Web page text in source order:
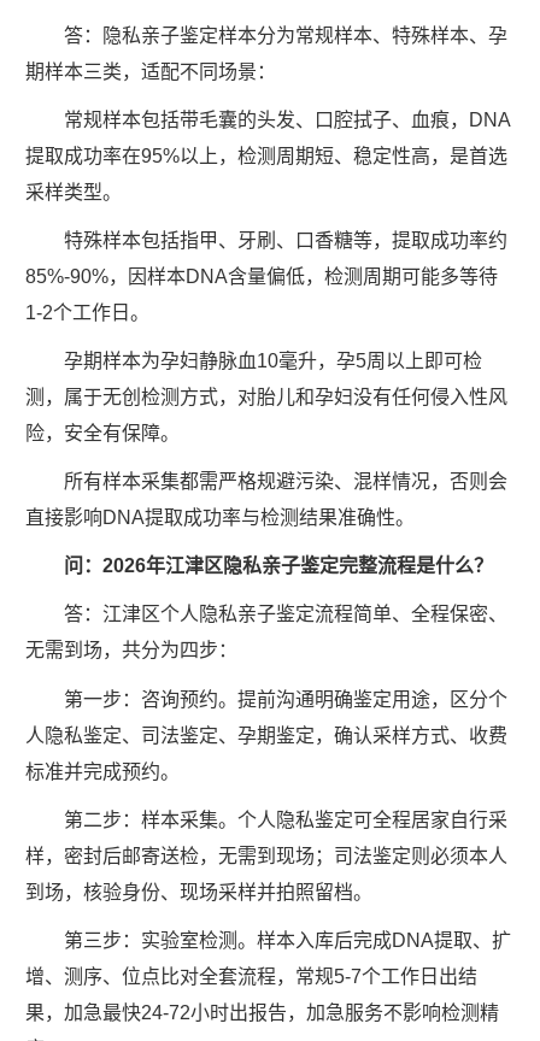
答：隐私亲子鉴定样本分为常规样本、特殊样本、孕
期样本三类，适配不同场景：
常规样本包括带毛囊的头发、口腔拭子、血痕，DNA
提取成功率在95%以上，检测周期短、稳定性高，是首选
采样类型。
特殊样本包括指甲、牙刷、口香糖等，提取成功率约
85%-90%，因样本DNA含量偏低，检测周期可能多等待
1-2个工作日。
孕期样本为孕妇静脉血10毫升，孕5周以上即可检
测，属于无创检测方式，对胎儿和孕妇没有任何侵入性风
险，安全有保障。
所有样本采集都需严格规避污染、混样情况，否则会
直接影响DNA提取成功率与检测结果准确性。
问：2026年江津区隐私亲子鉴定完整流程是什么？
答：江津区个人隐私亲子鉴定流程简单、全程保密、
无需到场，共分为四步：
第一步：咨询预约。提前沟通明确鉴定用途，区分个
人隐私鉴定、司法鉴定、孕期鉴定，确认采样方式、收费
标准并完成预约。
第二步：样本采集。个人隐私鉴定可全程居家自行采
样，密封后邮寄送检，无需到现场；司法鉴定则必须本人
到场，核验身份、现场采样并拍照留档。
第三步：实验室检测。样本入库后完成DNA提取、扩
增、测序、位点比对全套流程，常规5-7个工作日出结
果，加急最快24-72小时出报告，加急服务不影响检测精